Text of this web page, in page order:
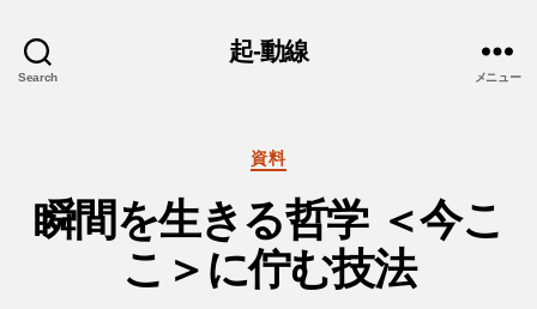
Search
起-動線
メニュー
カ
ゴ
リ
ー
資料
瞬間を生きる哲学 ＜今こ
こ＞に佇む技法